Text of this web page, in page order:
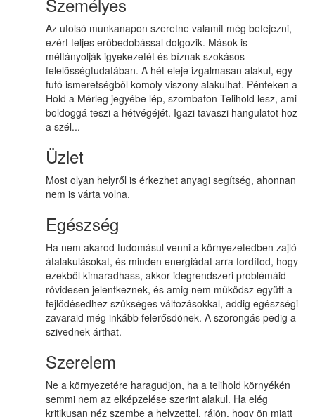
Az utolsó munkanapon szeretne valamit még befejezni,
ezért teljes erőbedobással dolgozik. Mások is
méltányolják igyekezetét és bíznak szokásos
felelősségtudatában. A hét eleje izgalmasan alakul, egy
futó ismeretségből komoly viszony alakulhat. Pénteken a
Hold a Mérleg jegyébe lép, szombaton Telihold lesz, ami
boldoggá teszi a hétvégéjét. Igazi tavaszi hangulatot hoz
a szél...
Üzlet
Most olyan helyről is érkezhet anyagi segítség, ahonnan
nem is várta volna.
Egészség
Ha nem akarod tudomásul venni a környezetedben zajló
átalakulásokat, és minden energiádat arra fordítod, hogy
ezekből kimaradhass, akkor idegrendszeri problémáid
rövidesen jelentkeznek, és amig nem működsz együtt a
fejlődésedhez szükséges változásokkal, addig egészségi
zavaraid még inkább felerősdönek. A szorongás pedig a
szivednek árthat.
Szerelem
Ne a környezetére haragudjon, ha a telihold környékén
semmi nem az elképzelése szerint alakul. Ha elég
kritikusan néz szembe a helyzettel, rájön, hogy ön miatt